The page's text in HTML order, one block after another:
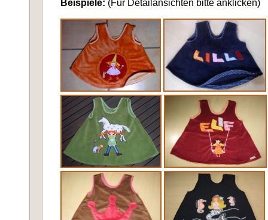
Beispiele: (Für Detailansichten bitte anklicken)